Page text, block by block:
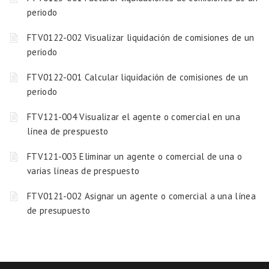
periodo
FTV0122-002 Visualizar liquidación de comisiones de un
periodo
FTV0122-001 Calcular liquidación de comisiones de un
periodo
FTV121-004 Visualizar el agente o comercial en una
línea de prespuesto
FTV121-003 Eliminar un agente o comercial de una o
varias líneas de prespuesto
FTV0121-002 Asignar un agente o comercial a una línea
de presupuesto